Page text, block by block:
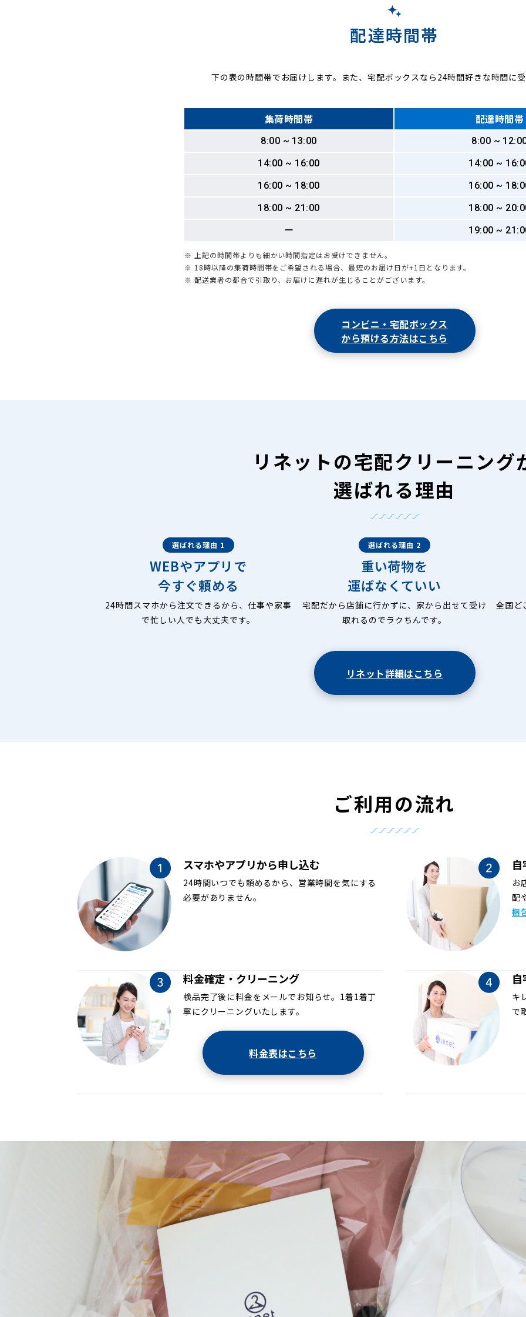
配達時間帯
下の表の時間帯でお届けします。また、宅配ボックスなら24時間好きな時間に
集荷時間帯 配達時間帯
8:00 ~ 13:00
8:00 ~
14:00 ~ 16:00
14:00 ~
16:00 ~ 18:00
16:00 ~
18:00 ~ 21:00
18:00 ~
ー
19:00 ~
※ 上記の時間帯よりも細かい時間指定はお受けできません。
※ 18時以降の集荷時間帯をご希望される場合、最短のお届け日が+1日となります。
※ 配送業者の都合で引取り、お届けに遅れが生じることがございます。
コンビニ・宅配ボックス
から預ける方法はこちら
リネットの宅配クリーニング
選ばれる理由
選ばれる理由 1
WEBやアプリで
今すぐ頼める
24時間スマホから注文できるから、仕事や家事
で忙しい人でも大丈夫です。
選ばれる理由 2
重い荷物を
運ばなくていい
宅配だから店舗に行かずに、家から出せて受け
取れるのでラクちんです。
全国ど
リネット詳細はこちら
ご利用の流れ
スマホやアプリから申し込む
24時間いつでも頼めるから、営業時間を気にする
必要がありません。
お
配
梱
料金確定・クリーニング
検品完了後に料金をメールでお知らせ。1着1着丁
寧にクリーニングいたします。
料金表はこちら
キ
で